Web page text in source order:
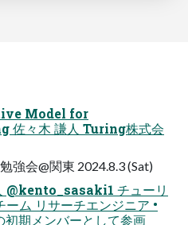
Model for
々⽊ 謙⼈ Turing株式会
強会@関東 2024.8.3 (Sat)
@kento_sasaki1 チューリ
ム リサーチエンジニア •
期メンバーとして参画